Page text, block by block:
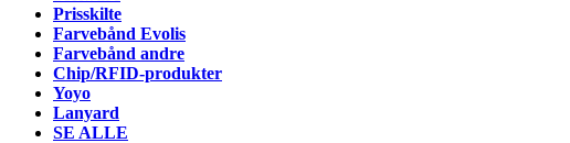
Prisskilte
Farvebånd Evolis
Farvebånd andre
Chip/RFID-produkter
Yoyo
Lanyard
SE ALLE